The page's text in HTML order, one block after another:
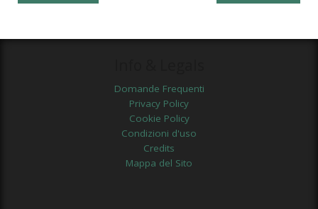
Domande Frequenti
Privacy Policy
Cookie Policy
Condizioni d'uso
Credits
Mappa del Sito